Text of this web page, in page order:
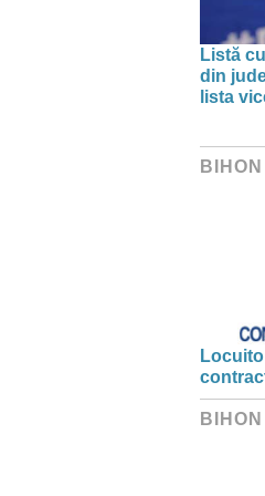
Listă
din
lista